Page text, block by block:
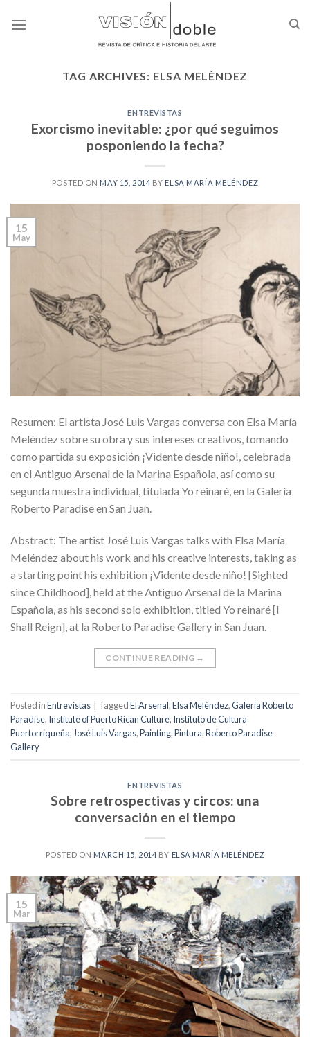
TAG ARCHIVES: ELSA MELÉNDEZ
ENTREVISTAS
Exorcismo inevitable: ¿por qué seguimos
posponiendo la fecha?
POSTED ON MAY 15, 2014 BY ELSA MARÍA MELÉNDEZ
15
May
Resumen: El artista José Luis Vargas conversa con Elsa María
Meléndez sobre su obra y sus intereses creativos, tomando
como partida su exposición ¡Vidente desde niño!, celebrada
en el Antiguo Arsenal de la Marina Española, así como su
segunda muestra individual, titulada Yo reinaré, en la Galería
Roberto Paradise en San Juan.
Abstract: The artist José Luis Vargas talks with Elsa María
Meléndez about his work and his creative interests, taking as
a starting point his exhibition ¡Vidente desde niño! [Sighted
since Childhood], held at the Antiguo Arsenal de la Marina
Española, as his second solo exhibition, titled Yo reinaré [I
Shall Reign], at la Roberto Paradise Gallery in San Juan.
CONTINUE READING →
Posted inEntrevistas TaggedEl Arsenal,Elsa Meléndez,Galería Roberto
Paradise, Institute of Puerto Rican Culture, Instituto de Cultura
Puertorriqueña, José Luis Vargas,Painting,Pintura,Roberto Paradise
Gallery
ENTREVISTAS
Sobre retrospectivas y circos: una
conversación en el tiempo
POSTED ON MARCH 15, 2014 BY ELSA MARÍA MELÉNDEZ
15
Mar